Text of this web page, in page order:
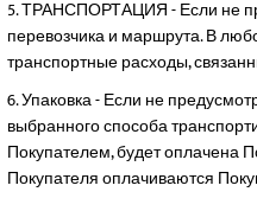
ТРАНСПОРТАЦИЯ - Если не
перевозчика и маршрута. В
транспортные расходы,
Упаковка - Если не
выбранного способа
Покупателем, будет оплачена
Покупателя оплачиваются